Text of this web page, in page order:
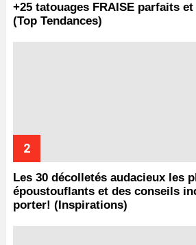
+25 tatouages ​​FRAISE parfaits
(Top Tendances)
Les 30 décolletés audacieux les
époustouflants et des conseils
porter! (Inspirations)